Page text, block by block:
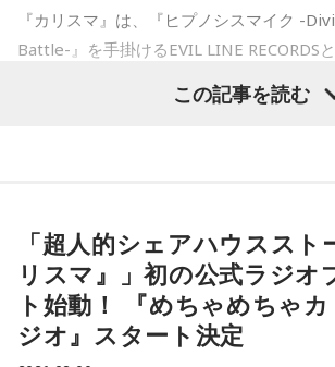
江原：これ以上、こんな男と関わっていた
から、いじめてやろうとか、何か考えたく
LINEとかで。チャラチャラした男ですよ
ど、その結婚される方は気の毒ね。別れち
年も付き合っておいてそんなことしてい
ぁ、良かった、良かった。おめでとうござ
ワークを活用した柔軟な勤務が可能になっ
に、男性の育児休業取得率は8割を超え、
る職員も増加しています。初任給について
しており、ライフステージに応じて働き方
えられています。
さらに、平野さんは成長できる環境がある
悪くなり、お互い、居心地が悪くなってい
て、また、日常のLINEでも、男性は独身生
すべきか、悩んでいます。アドバイスをい
＜江原からの回答＞
『カリスマ』は、『ヒプノシスマイク -
Battle-』を手掛けるEVIL LINE RECORDS
楽、ライブ、イベントなど様々な展開を続
このたび、本日8月9日（日）に
GARDENで開催された3DCG LIVE「凡人社
マハウスツアー 2026夏」DAY2夜公演にて
この記事を読む
「超人的シェアハウススト
リスマ』」初の公式ラジオ
ト始動！ 『めちゃめちゃ
ジオ』スタート決定